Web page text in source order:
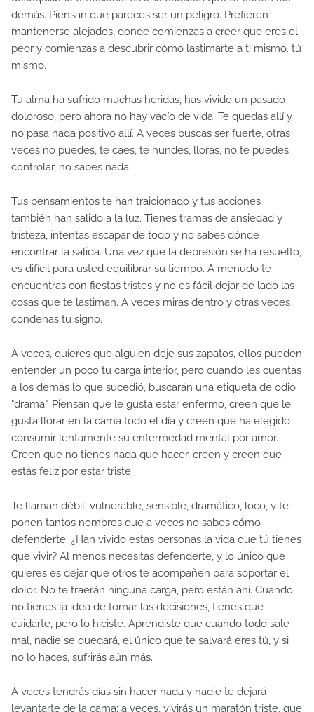
demás. Piensan que pareces ser un peligro. Prefieren
mantenerse alejados, donde comienzas a creer que eres el
peor y comienzas a descubrir cómo lastimarte a ti mismo. tú
mismo.
Tu alma ha sufrido muchas heridas, has vivido un pasado
doloroso, pero ahora no hay vacío de vida. Te quedas allí y
no pasa nada positivo allí. A veces buscas ser fuerte, otras
veces no puedes, te caes, te hundes, lloras, no te puedes
controlar, no sabes nada.
Tus pensamientos te han traicionado y tus acciones
también han salido a la luz. Tienes tramas de ansiedad y
tristeza, intentas escapar de todo y no sabes dónde
encontrar la salida. Una vez que la depresión se ha resuelto,
es difícil para usted equilibrar su tiempo. A menudo te
encuentras con fiestas tristes y no es fácil dejar de lado las
cosas que te lastiman. A veces miras dentro y otras veces
condenas tu signo.
A veces, quieres que alguien deje sus zapatos, ellos pueden
entender un poco tu carga interior, pero cuando les cuentas
a los demás lo que sucedió, buscarán una etiqueta de odio
"drama". Piensan que le gusta estar enfermo, creen que le
gusta llorar en la cama todo el día y creen que ha elegido
consumir lentamente su enfermedad mental por amor.
Creen que no tienes nada que hacer, creen y creen que
estás feliz por estar triste.
Te llaman débil, vulnerable, sensible, dramático, loco, y te
ponen tantos nombres que a veces no sabes cómo
defenderte. ¿Han vivido estas personas la vida que tú tienes
que vivir? Al menos necesitas defenderte, y lo único que
quieres es dejar que otros te acompañen para soportar el
dolor. No te traerán ninguna carga, pero están ahí. Cuando
no tienes la idea de tomar las decisiones, tienes que
cuidarte, pero lo hiciste. Aprendiste que cuando todo sale
mal, nadie se quedará, el único que te salvará eres tú, y si
no lo haces, sufrirás aún más.
A veces tendrás días sin hacer nada y nadie te dejará
levantarte de la cama; a veces, vivirás un maratón triste, que